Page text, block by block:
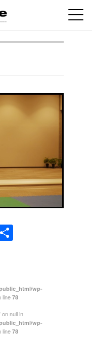
wp-
line78
null in
wp-
line78